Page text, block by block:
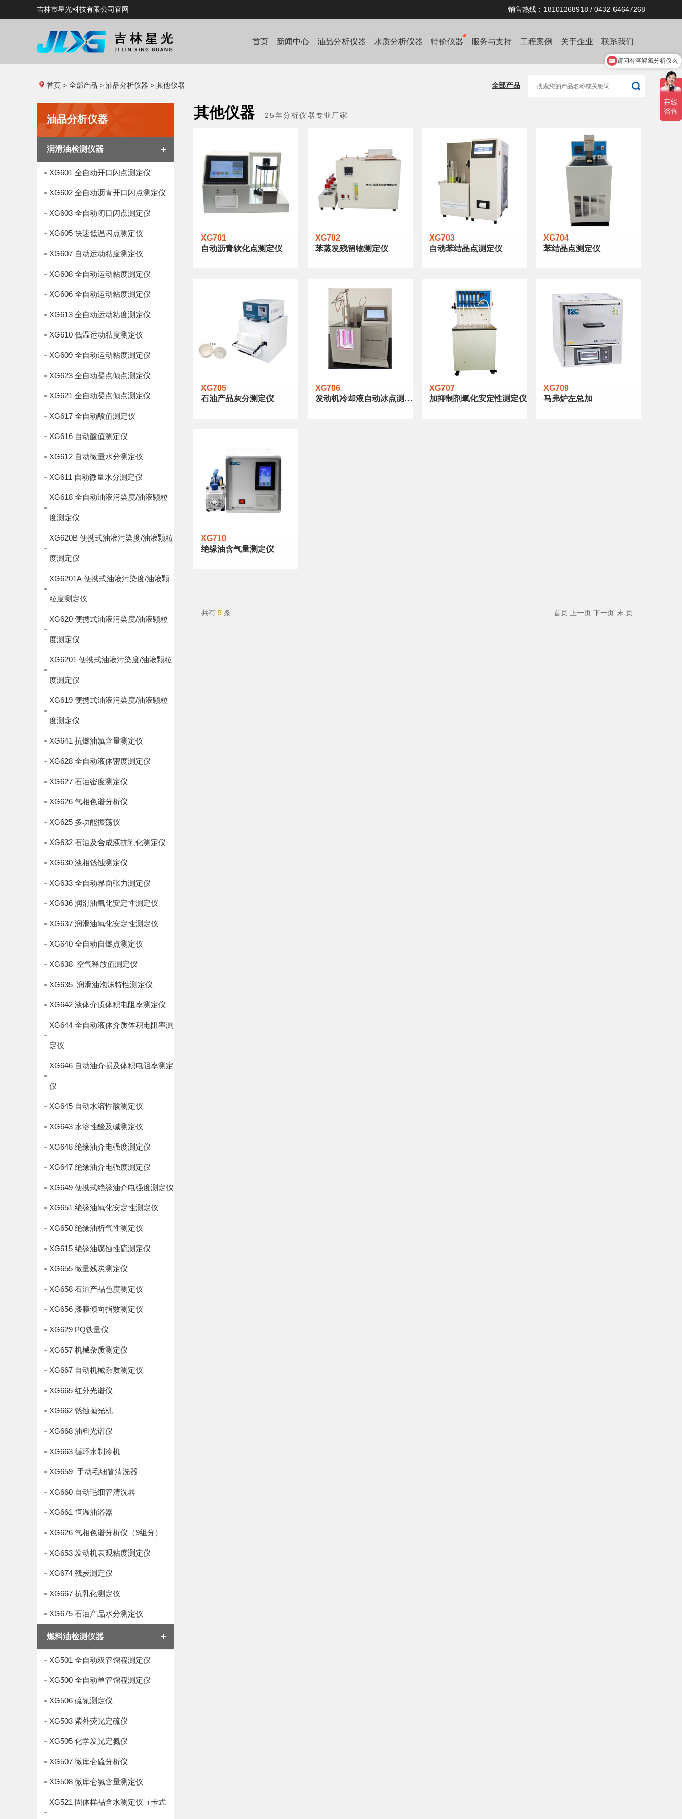
吉林市星光科技有限公司官网 销售热线：18101268918 / 0432-64647268
首页 新闻中心 油品分析仪器 水质分析仪器 特价仪器 服务与支持 工程案例 关于企业 联系我们
首页 > 全部产品 > 油品分析仪器 > 其他仪器 全部产品
油品分析仪器
润滑油检测仪器
XG601 全自动开口闪点测定仪
XG602 全自动沥青开口闪点测定仪
XG603 全自动闭口闪点测定仪
XG605 快速低温闪点测定仪
XG607 自动运动粘度测定仪
XG608 全自动运动粘度测定仪
XG606 全自动运动粘度测定仪
XG613 全自动运动粘度测定仪
XG610 低温运动粘度测定仪
XG609 全自动运动粘度测定仪
XG623 全自动凝点倾点测定仪
XG621 全自动凝点倾点测定仪
XG617 全自动酸值测定仪
XG616 自动酸值测定仪
XG612 自动微量水分测定仪
XG611 自动微量水分测定仪
XG618 全自动油液污染度/油液颗粒
度测定仪
XG620B 便携式油液污染度/油液颗粒
度测定仪
XG6201A 便携式油液污染度/油液颗
粒度测定仪
XG620 便携式油液污染度/油液颗粒
度测定仪
XG6201 便携式油液污染度/油液颗粒
度测定仪
XG619 便携式油液污染度/油液颗粒
度测定仪
XG641 抗燃油氯含量测定仪
XG628 全自动液体密度测定仪
XG627 石油密度测定仪
XG626 气相色谱分析仪
XG625 多功能振荡仪
XG632 石油及合成液抗乳化测定仪
XG630 液相锈蚀测定仪
XG633 全自动界面张力测定仪
XG636 润滑油氧化安定性测定仪
XG637 润滑油氧化安定性测定仪
XG640 全自动自燃点测定仪
XG638 空气释放值测定仪
XG635 润滑油泡沫特性测定仪
XG642 液体介质体积电阻率测定仪
XG644 全自动液体介质体积电阻率测
定仪
XG646 自动油介损及体积电阻率测定
仪
XG645 自动水溶性酸测定仪
XG643 水溶性酸及碱测定仪
XG648 绝缘油介电强度测定仪
XG647 绝缘油介电强度测定仪
XG649 便携式绝缘油介电强度测定仪
XG651 绝缘油氧化安定性测定仪
XG650 绝缘油析气性测定仪
XG615 绝缘油腐蚀性硫测定仪
XG655 微量残炭测定仪
XG658 石油产品色度测定仪
XG656 漆膜倾向指数测定仪
XG629 PQ铁量仪
XG657 机械杂质测定仪
XG667 自动机械杂质测定仪
XG665 红外光谱仪
XG662 锈蚀抛光机
XG668 油料光谱仪
XG663 循环水制冷机
XG659 手动毛细管清洗器
XG660 自动毛细管清洗器
XG661 恒温油浴器
XG626 气相色谱分析仪（9组分）
XG653 发动机表观粘度测定仪
XG674 残炭测定仪
XG667 抗乳化测定仪
XG675 石油产品水分测定仪
燃料油检测仪器
XG501 全自动双管馏程测定仪
XG500 全自动单管馏程测定仪
XG506 硫氮测定仪
XG503 紫外荧光定硫仪
XG505 化学发光定氮仪
XG507 微库仑硫分析仪
XG508 微库仑氯含量测定仪
XG521 固体样品含水测定仪（卡式
其他仪器 25年分析仪器专业厂家
XG701
自动沥青软化点测定仪
XG702
苯蒸发残留物测定仪
XG703
自动苯结晶点测定仪
XG704
苯结晶点测定仪
XG705
石油产品灰分测定仪
XG706
发动机冷却液自动冰点测定
XG707
加抑制剂氧化安定性测定仪
XG709
马弗炉左总加
XG710
绝缘油含气量测定仪
共有 9 条 首页 上一页 下一页 末 页
产品优惠热线:181 0126 8918
请问有溶解氧分析仪么